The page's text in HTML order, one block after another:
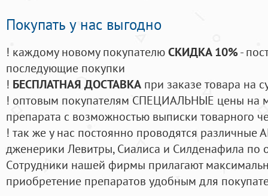
Покупать у нас выгодно
! каждому новому покупателюСКИДКА 10%-
последующие покупки
! БЕСПЛАТНАЯ ДОСТАВКА при заказе товара на
! оптовым покупателям СПЕЦИАЛЬНЫЕ цены на
препарата с возможностью выписки товарного
! так же у нас постоянно проводятся
дженерики Левитры, Сиалиса и Силденафила по
Cотрудники нашей фирмы прилагают
приобретение препаратов удобным для